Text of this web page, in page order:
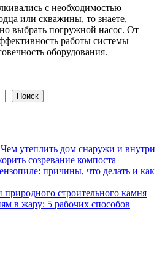
с необходимостью
или скважины, то знаете,
выбрать погружной насос. От
работы системы
оборудования.
Поиск
утеплить дом снаружи и внутри
созревание компоста
причины, что делать и как
природного строительного камня
в жару: 5 рабочих способов